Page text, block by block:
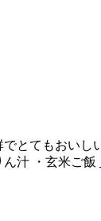
とてもおいし
汁 ・玄米ご飯